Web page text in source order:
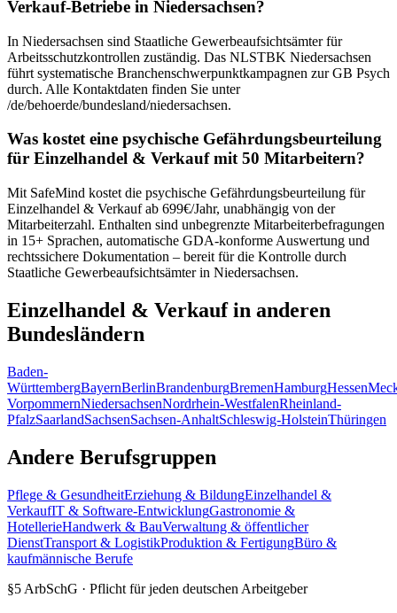
Verkauf-Betriebe in Niedersachsen?
In Niedersachsen sind Staatliche Gewerbeaufsichtsämter für
Arbeitsschutzkontrollen zuständig. Das NLSTBK Niedersachsen
führt systematische Branchenschwerpunktkampagnen zur GB Psych
durch. Alle Kontaktdaten finden Sie unter
/de/behoerde/bundesland/niedersachsen.
Was kostet eine psychische Gefährdungsbeurteilung
für Einzelhandel & Verkauf mit 50 Mitarbeitern?
Mit SafeMind kostet die psychische Gefährdungsbeurteilung für
Einzelhandel & Verkauf ab 699€/Jahr, unabhängig von der
Mitarbeiterzahl. Enthalten sind unbegrenzte Mitarbeiterbefragungen
in 15+ Sprachen, automatische GDA-konforme Auswertung und
rechtssichere Dokumentation – bereit für die Kontrolle durch
Staatliche Gewerbeaufsichtsämter in Niedersachsen.
Einzelhandel & Verkauf in anderen
Bundesländern
Baden-
WürttembergBayernBerlinBrandenburgBremenHamburgHessen
VorpommernNiedersachsenNordrhein-WestfalenRheinland-
PfalzSaarlandSachsenSachsen-AnhaltSchleswig-HolsteinThüringen
Andere Berufsgruppen
Pflege & GesundheitErziehung & BildungEinzelhandel &
VerkaufIT & Software-EntwicklungGastronomie &
HotellerieHandwerk & BauVerwaltung & öffentlicher
DienstTransport & LogistikProduktion & FertigungBüro &
kaufmännische Berufe
§5 ArbSchG · Pflicht für jeden deutschen Arbeitgeber